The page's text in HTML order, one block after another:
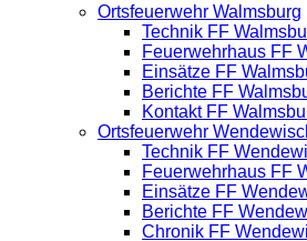
Ortsfeuerwehr Walmsburg
Technik FF
Feuerwehrhaus FF
Einsätze FF
Berichte FF
Kontakt FF
Ortsfeuerwehr
Technik FF
Feuerwehrhaus FF
Einsätze FF
Berichte FF
Chronik FF